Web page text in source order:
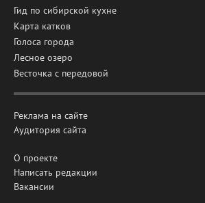
Гид по сибирской кухне
Карта катков
Голоса города
Лесное озеро
Весточка с передовой
Реклама на сайте
Аудитория сайта
О проекте
Написать редакции
Вакансии